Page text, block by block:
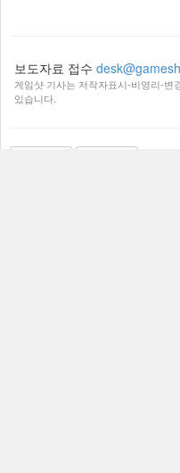
보도자료 접수
게임샷 기사는 저작자표시-비영리-변
있습니다.